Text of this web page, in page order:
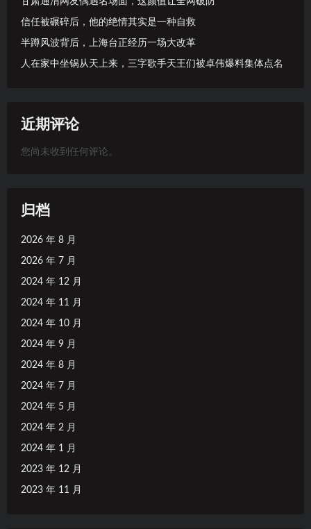
信任被碾碎后，他的绝情其实是一种自救
半蹲风波背后，上海台正经历一场大改革
人在家中坐锅从天上来，三字歌手天王们被卓伟爆料集体点名
近期评论
您尚未收到任何评论。
归档
2026 年 8 月
2026 年 7 月
2024 年 12 月
2024 年 11 月
2024 年 10 月
2024 年 9 月
2024 年 8 月
2024 年 7 月
2024 年 5 月
2024 年 2 月
2024 年 1 月
2023 年 12 月
2023 年 11 月